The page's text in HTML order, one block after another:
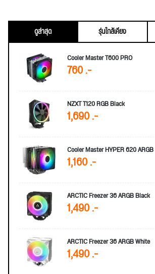
ดูล่าสุด รุ่นใกล้เคียง
Cooler Master T600 PRO
760 .-
NZXT T120 RGB Black
1,690 .-
Cooler Master HYPER 620 ARGB
1,160 .-
ARCTIC Freezer 36 ARGB Black
1,490 .-
ARCTIC Freezer 36 ARGB White
1,490 .-